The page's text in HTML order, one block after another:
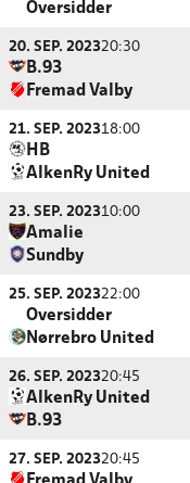
Oversidder
20. SEP. 202320:30
B.93
Fremad Valby
21. SEP. 202318:00
HB
AlkenRy United
23. SEP. 202310:00
Amalie
Sundby
25. SEP. 202322:00
Oversidder
Nørrebro United
26. SEP. 202320:45
AlkenRy United
B.93
27. SEP. 202320:45